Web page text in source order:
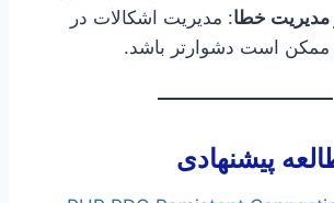
مدیریت خطا: مدیریت اشکالات در
ممکن است دشوارتر باشد.
پیشنهادی